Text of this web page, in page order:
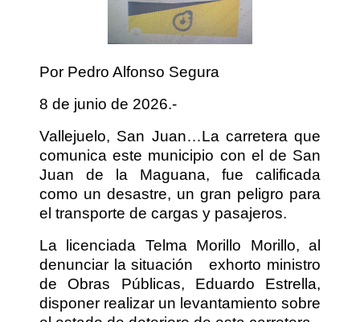
Por Pedro Alfonso Segura
8 de junio de 2026.-
Vallejuelo, San Juan…La carretera que
comunica este municipio con el de San
Juan de la Maguana, fue calificada
como un desastre, un gran peligro para
el transporte de cargas y pasajeros.
La licenciada Telma Morillo Morillo, al
denunciar la situación
exhorto ministro
de Obras Públicas, Eduardo Estrella,
disponer realizar un levantamiento sobre